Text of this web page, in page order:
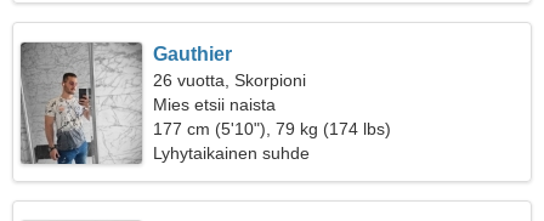
Gauthier
26 vuotta, Skorpioni
Mies etsii naista
177 cm (5'10"), 79 kg (174 lbs)
Lyhytaikainen suhde